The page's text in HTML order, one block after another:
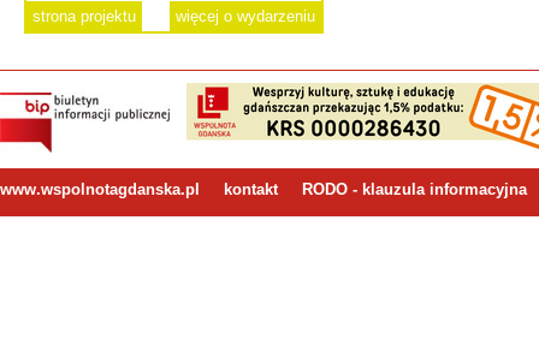
strona projektu więcej o wydarzeniu
www.wspolnotagdanska.pl kontakt RODO - klauzula informacyjna